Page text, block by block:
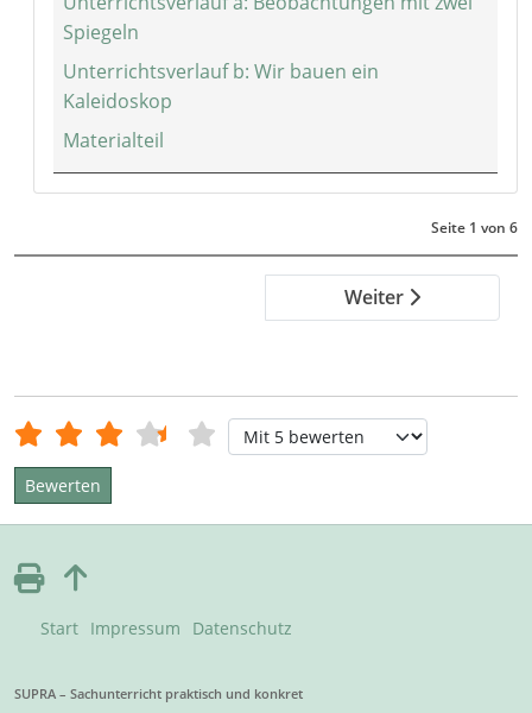
Spiegeln
Unterrichtsverlauf b: Wir bauen ein
Kaleidoskop
Materialteil
Seite 1 von 6
Weiter
Bewertung: / 5 Bitte bewerten
Start Impressum Datenschutz
SUPRA – Sachunterricht praktisch und konkret